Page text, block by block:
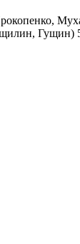
Гущин)